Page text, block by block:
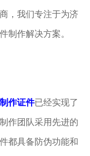
，我们专注于为济
制作解决方案。
作证件已经实现了
作团队采用先进的
都具备防伪功能和